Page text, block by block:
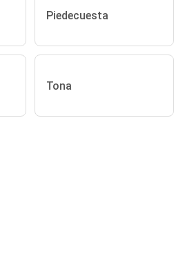
Piedecuesta
Tona